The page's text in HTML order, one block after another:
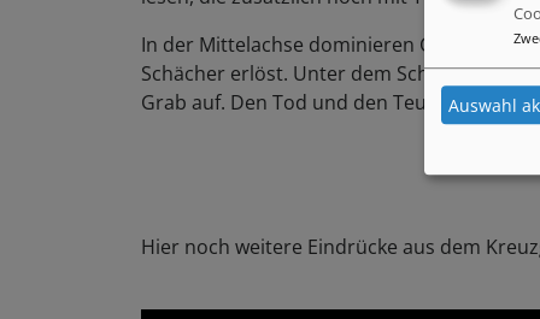
In der Mittelachse dominieren Gottvater
Schächer erlöst. Unter dem
Grab auf. Den Tod und den Teufel, der
Hier noch weitere Eindrücke aus dem
Auswahl